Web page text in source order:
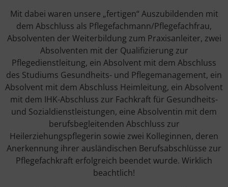
Mit dabei waren unsere „fertigen“ Auszubildenden mit
dem Abschluss als Pflegefachmann/Pflegefachfrau,
Absolventen der Weiterbildung zum Praxisanleiter, zwei
Absolventen mit der Qualifizierung zur
Pflegedienstleitung, ein Absolvent mit dem Abschluss
des Studiums Gesundheits- und Pflegemanagement, ein
Absolvent mit dem Abschluss Heimleitung, ein Absolvent
mit dem IHK-Abschluss zur Fachkraft für Gesundheits-
und Sozialdienstleistungen, eine Absolventin mit dem
berufsbegleitenden Abschluss zur
Heilerziehungspflegerin sowie zwei Kolleginnen, deren
Anerkennung ihrer ausländischen Berufsabschlüsse zur
Pflegefachkraft erfolgreich beendet wurde. Wirklich
beachtlich!